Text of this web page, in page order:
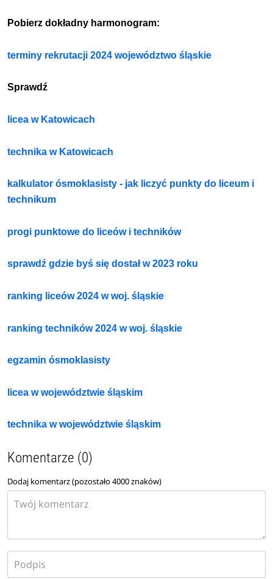
Pobierz dokładny harmonogram:
terminy rekrutacji 2024 województwo śląskie
Sprawdź
licea w Katowicach
technika w Katowicach
kalkulator ósmoklasisty - jak liczyć punkty do liceum i
technikum
progi punktowe do liceów i techników
sprawdź gdzie byś się dostał w 2023 roku
ranking liceów 2024 w woj. śląskie
ranking techników 2024 w woj. śląskie
egzamin ósmoklasisty
licea w województwie śląskim
technika w województwie śląskim
Komentarze (0)
Dodaj komentarz (pozostało4000znaków)